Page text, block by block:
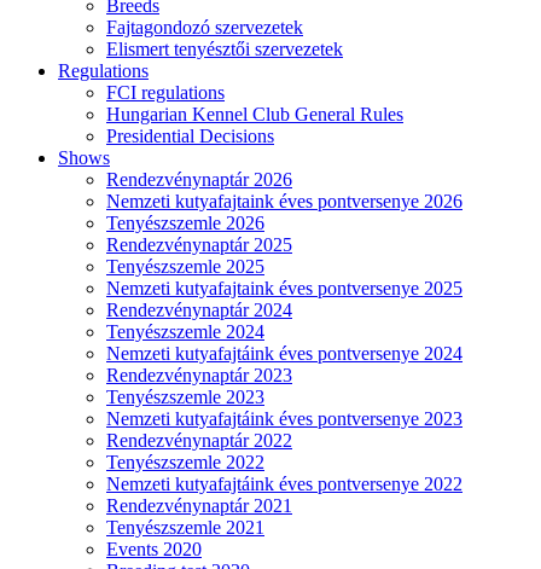
Breeds
Fajtagondozó szervezetek
Elismert tenyésztői szervezetek
Regulations
FCI regulations
Hungarian Kennel Club General Rules
Presidential Decisions
Shows
Rendezvénynaptár 2026
Nemzeti kutyafajtaink éves pontversenye 2026
Tenyészszemle 2026
Rendezvénynaptár 2025
Tenyészszemle 2025
Nemzeti kutyafajtaink éves pontversenye 2025
Rendezvénynaptár 2024
Tenyészszemle 2024
Nemzeti kutyafajtáink éves pontversenye 2024
Rendezvénynaptár 2023
Tenyészszemle 2023
Nemzeti kutyafajtáink éves pontversenye 2023
Rendezvénynaptár 2022
Tenyészszemle 2022
Nemzeti kutyafajtáink éves pontversenye 2022
Rendezvénynaptár 2021
Tenyészszemle 2021
Events 2020